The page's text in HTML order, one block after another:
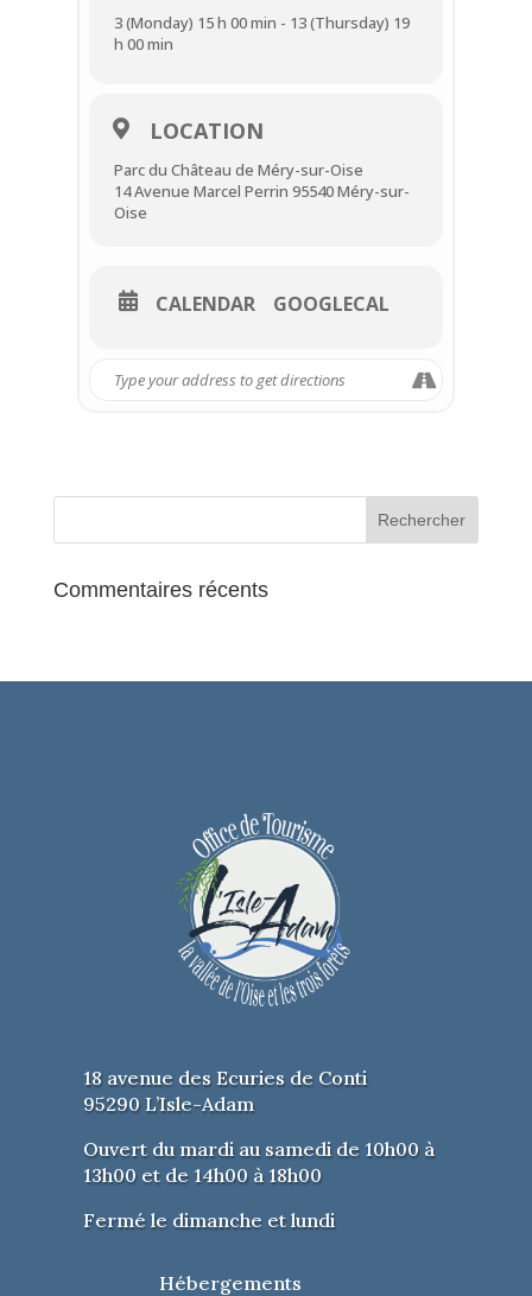
3 (Monday) 15 h 00 min - 13 (Thursday) 19
h 00 min
LOCATION
Parc du Château de Méry-sur-Oise
14 Avenue Marcel Perrin 95540 Méry-sur-
Oise
CALENDAR GOOGLECAL
Commentaires récents
18 avenue des Ecuries de Conti
95290 L’Isle-Adam
Ouvert du mardi au samedi de 10h00 à
13h00 et de 14h00 à 18h00
Fermé le dimanche et lundi
Hébergements